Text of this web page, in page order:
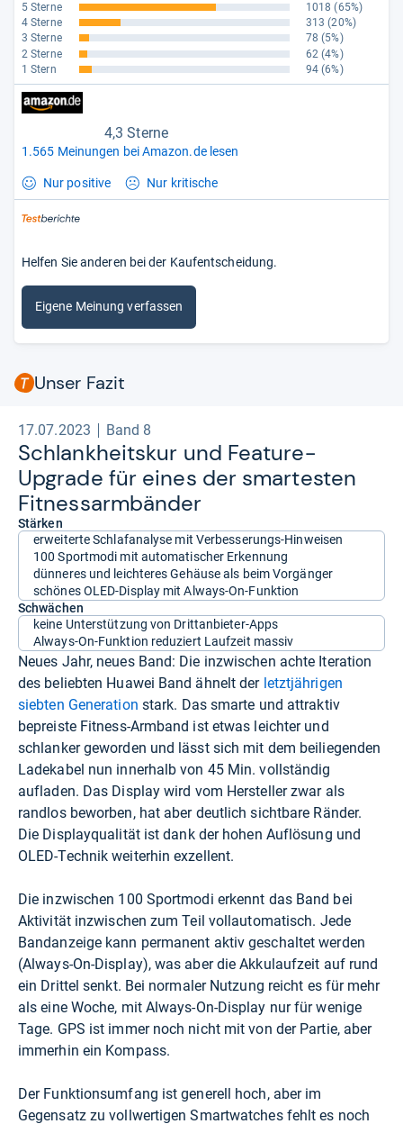
5 Sterne 1018 (65%)
4 Sterne
313 (20%)
3 Sterne
78 (5%)
2 Sterne
62 (4%)
1 Stern
94 (6%)
4,3 Sterne
1.565 Meinungen bei Amazon.de lesen
Nur positive Nur kritische
Helfen Sie anderen bei der Kaufentscheidung.
Eigene Meinung verfassen
Unser Fazit
17.07.2023 Band 8
Schlank­heits­kur und Fea­ture-​
Upgrade für eines der smar­tes­ten
Fit­ness­arm­bän­der
Stärken
erweiterte Schlafanalyse mit Verbesserungs-Hinweisen
100 Sportmodi mit automatischer Erkennung
dünneres und leichteres Gehäuse als beim Vorgänger
schönes OLED-Display mit Always-On-Funktion
Schwächen
keine Unterstützung von Drittanbieter-Apps
Always-On-Funktion reduziert Laufzeit massiv
Neues Jahr, neues Band: Die inzwischen achte Iteration
des beliebten Huawei Band ähnelt der letztjährigen
siebten Generation stark. Das smarte und attraktiv
bepreiste Fitness-Armband ist etwas leichter und
schlanker geworden und lässt sich mit dem beiliegenden
Ladekabel nun innerhalb von 45 Min. vollständig
aufladen. Das Display wird vom Hersteller zwar als
randlos beworben, hat aber deutlich sichtbare Ränder.
Die Displayqualität ist dank der hohen Auflösung und
OLED-Technik weiterhin exzellent.
Die inzwischen 100 Sportmodi erkennt das Band bei
Aktivität inzwischen zum Teil vollautomatisch. Jede
Bandanzeige kann permanent aktiv geschaltet werden
(Always-On-Display), was aber die Akkulaufzeit auf rund
ein Drittel senkt. Bei normaler Nutzung reicht es für mehr
als eine Woche, mit Always-On-Display nur für wenige
Tage. GPS ist immer noch nicht mit von der Partie, aber
immerhin ein Kompass.
Der Funktionsumfang ist generell hoch, aber im
Gegensatz zu vollwertigen Smartwatches fehlt es noch